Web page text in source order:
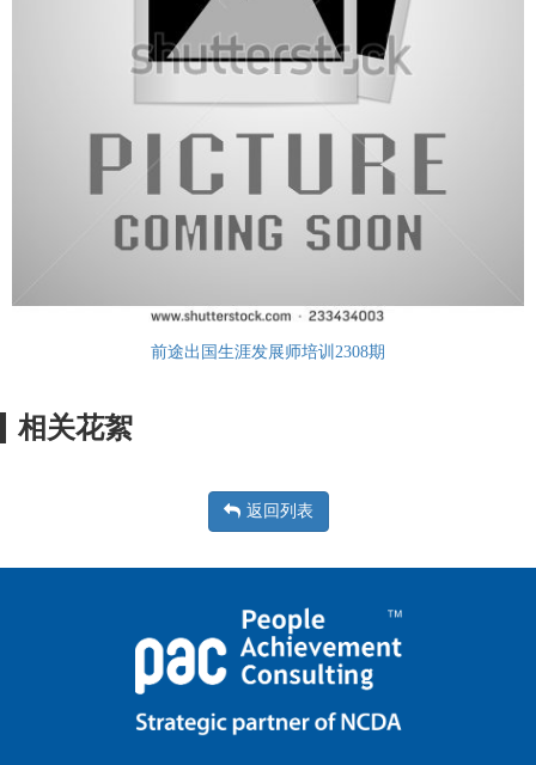
前途出国生涯发展师培训2308期
相关花絮
返回列表